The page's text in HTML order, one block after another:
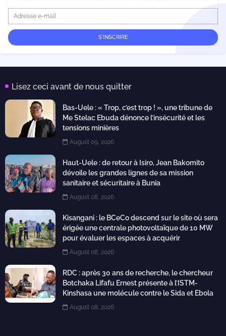
Lisez ceci avant de nous quitter
Bas-Uele : « Trop, c’est trop ! », une tribune de
Me Stelac Ebuda dénonce l’insécurité et les
tensions minières
August 09, 2026
Haut-Uele : de retour à Isiro, Jean Bakomito
dévoile les grandes lignes de sa mission
sanitaire et sécuritaire à Bunia
August 08, 2026
Kisangani : le BCeCo descend sur le site où sera
érigée une centrale photovoltaïque de 10 MW
pour évaluer les espaces à acquérir
August 08, 2026
RDC : après 30 ans de recherche, le chercheur
Botchaka Lifafu Ernest présente à l’ISTM-
Kinshasa une molécule contre le Sida et Ebola
August 08, 2026